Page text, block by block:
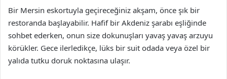
Bir Mersin eskortuyla geçireceğiniz akşam, önce şık bir
restoranda başlayabilir. Hafif bir Akdeniz şarabı eşliğinde
sohbet ederken, onun size dokunuşları yavaş yavaş arzuyu
körükler. Gece ilerledikçe, lüks bir suit odada veya özel bir
yalıda tutku doruk noktasına ulaşır.